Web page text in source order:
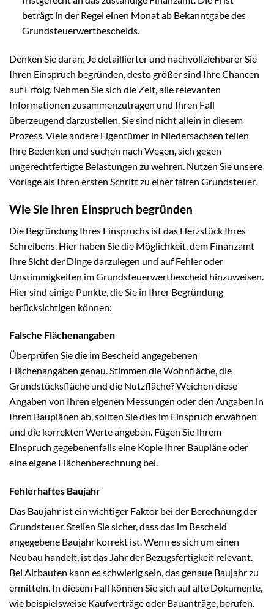
beträgt in der Regel einen Monat ab Bekanntgabe des
Grundsteuerwertbescheids.
Denken Sie daran: Je detaillierter und nachvollziehbarer Sie
Ihren Einspruch begründen, desto größer sind Ihre Chancen
auf Erfolg. Nehmen Sie sich die Zeit, alle relevanten
Informationen zusammenzutragen und Ihren Fall
überzeugend darzustellen. Sie sind nicht allein in diesem
Prozess. Viele andere Eigentümer in Niedersachsen teilen
Ihre Bedenken und suchen nach Wegen, sich gegen
ungerechtfertigte Belastungen zu wehren. Nutzen Sie unsere
Vorlage als Ihren ersten Schritt zu einer fairen Grundsteuer.
Wie Sie Ihren Einspruch begründen
Die Begründung Ihres Einspruchs ist das Herzstück Ihres
Schreibens. Hier haben Sie die Möglichkeit, dem Finanzamt
Ihre Sicht der Dinge darzulegen und auf Fehler oder
Unstimmigkeiten im Grundsteuerwertbescheid hinzuweisen.
Hier sind einige Punkte, die Sie in Ihrer Begründung
berücksichtigen können:
Falsche Flächenangaben
Überprüfen Sie die im Bescheid angegebenen
Flächenangaben genau. Stimmen die Wohnfläche, die
Grundstücksfläche und die Nutzfläche? Weichen diese
Angaben von Ihren eigenen Messungen oder den Angaben in
Ihren Bauplänen ab, sollten Sie dies im Einspruch erwähnen
und die korrekten Werte angeben. Fügen Sie Ihrem
Einspruch gegebenenfalls eine Kopie Ihrer Baupläne oder
eine eigene Flächenberechnung bei.
Fehlerhaftes Baujahr
Das Baujahr ist ein wichtiger Faktor bei der Berechnung der
Grundsteuer. Stellen Sie sicher, dass das im Bescheid
angegebene Baujahr korrekt ist. Wenn es sich um einen
Neubau handelt, ist das Jahr der Bezugsfertigkeit relevant.
Bei Altbauten kann es schwierig sein, das genaue Baujahr zu
ermitteln. In diesem Fall können Sie sich auf alte Dokumente,
wie beispielsweise Kaufverträge oder Bauanträge, berufen.